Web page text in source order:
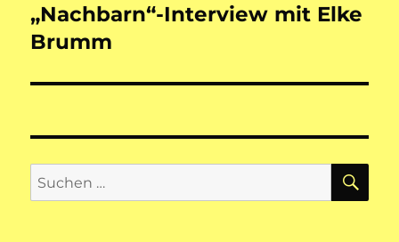
Nächster
Beitrag:
„Nachbarn“-Interview mit Elke
Brumm
Suchen
nach: